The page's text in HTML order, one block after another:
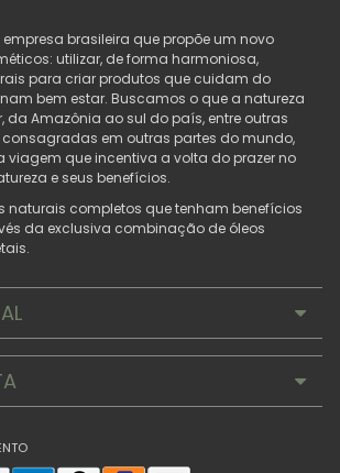
brasileira que propõe um novo
utilizar, de forma harmoniosa,
para criar produtos que cuidam do
bem estar. Buscamos o que a natureza
da Amazônia ao sul do país, entre outras
em outras partes do mundo,
viagem que incentiva a volta do prazer no
e seus benefícios.
naturais completos que tenham benefícios
da exclusiva combinação de óleos